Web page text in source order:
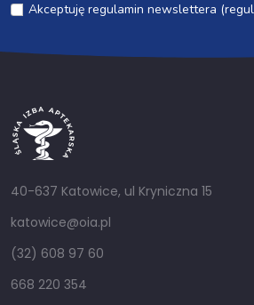
Akceptuję regulamin newslettera
40-637 Katowice, ul Kryniczna 15
katowice@oia.pl
(32) 608 97 60
668 220 354